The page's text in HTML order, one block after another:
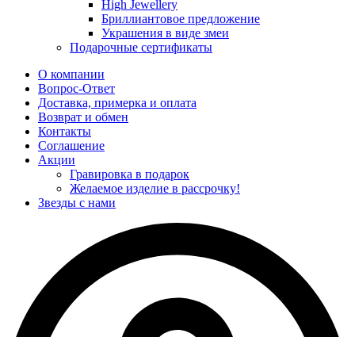
High Jewellery
Бриллиантовое предложение
Украшения в виде змеи
Подарочные сертификаты
О компании
Вопрос-Ответ
Доставка, примерка и оплата
Возврат и обмен
Контакты
Соглашение
Акции
Гравировка в подарок
Желаемое изделие в рассрочку!
Звезды с нами